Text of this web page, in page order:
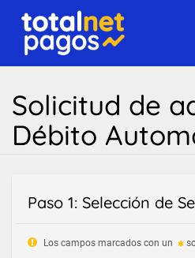
Solicitud de
Débito
Paso 1: Selección de
Los campos marcados con un